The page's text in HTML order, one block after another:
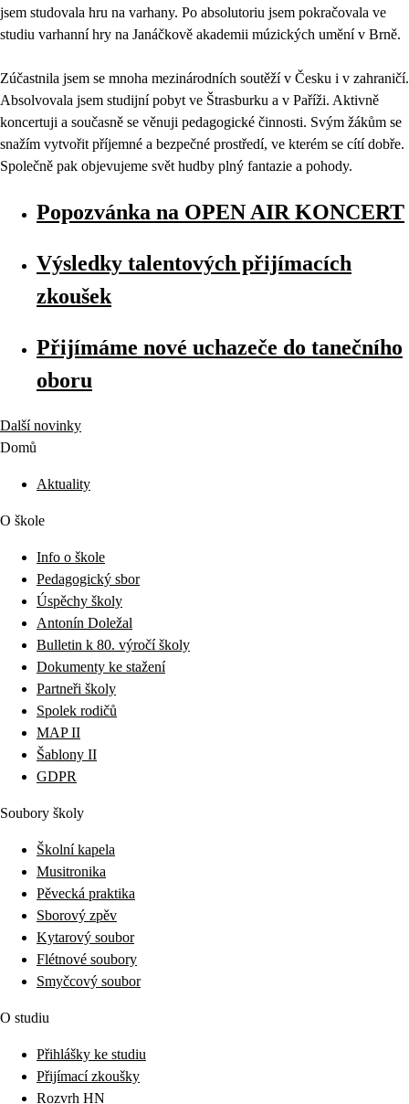
jsem studovala hru na varhany. Po absolutoriu jsem pokračovala ve
studiu varhanní hry na Janáčkově akademii múzických umění v Brně.
Zúčastnila jsem se mnoha mezinárodních soutěží v Česku i v zahraničí.
Absolvovala jsem studijní pobyt ve Štrasburku a v Paříži. Aktivně
koncertuji a současně se věnuji pedagogické činnosti. Svým žákům se
snažím vytvořit příjemné a bezpečné prostředí, ve kterém se cítí dobře.
Společně pak objevujeme svět hudby plný fantazie a pohody.
Popozvánka na OPEN AIR KONCERT
Výsledky talentových přijímacích
zkoušek
Přijímáme nové uchazeče do tanečního
oboru
Další novinky
Domů
Aktuality
O škole
Info o škole
Pedagogický sbor
Úspěchy školy
Antonín Doležal
Bulletin k 80. výročí školy
Dokumenty ke stažení
Partneři školy
Spolek rodičů
MAP II
Šablony II
GDPR
Soubory školy
Školní kapela
Musitronika
Pěvecká praktika
Sborový zpěv
Kytarový soubor
Flétnové soubory
Smyčcový soubor
O studiu
Přihlášky ke studiu
Přijímací zkoušky
Rozvrh HN